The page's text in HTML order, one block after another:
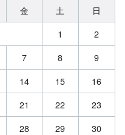
金 土
日
1
2
7 8
9
14 15
16
21 22
23
28 29
30